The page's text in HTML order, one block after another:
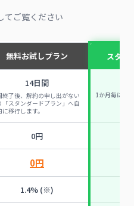
てご覧ください
無料お試しプラン スタン
14日間
終了後、解約の申し出がない
「スタンダードプラン」へ自
に移行します。
1か月毎に自
0円
0円
1.4% (※)